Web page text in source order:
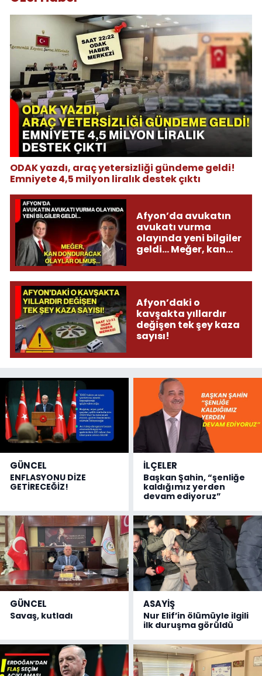
ODAK yazdı, araç yetersizliği gündeme geldi!
Emniyete 4,5 milyon liralık destek çıktı
Afyon’da avukatın
avukatı vurma
olayında yeni bilgiler
geldi... Meğer, kan
olmuş...
Afyon’daki o
kavşakta yıllardır
değişen tek şey kaza
sayısı!
GÜNCEL
ENFLASYONU DİZE
GETİRECEĞİZ!
İLÇELER
Başkan Şahin, “şenliğe
kaldığımız yerden
devam ediyoruz”
GÜNCEL
Savaş, kutladı
ASAYİŞ
Nur Elif’in ölümüyle ilgili
ilk duruşma görüldü